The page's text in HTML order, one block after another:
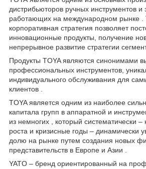
дистрибьюторов ручных инструментов и
работающих на международном рынке .
корпоративная стратегия позволяет
инновационные продукты, получение
непрерывное развитие стратегии
Продукты TOYA являются синонимами
профессиональных инструментов,
индивидуального обслуживания для
клиентов .
TOYA является одним из наиболее
капитала групп в аппаратной и
из немногих , который систематически –
роста и кризисные годы – динамически
долю на рынке путем создания новых
представительств в Европе и Азии .
YATO – бренд ориентированный на